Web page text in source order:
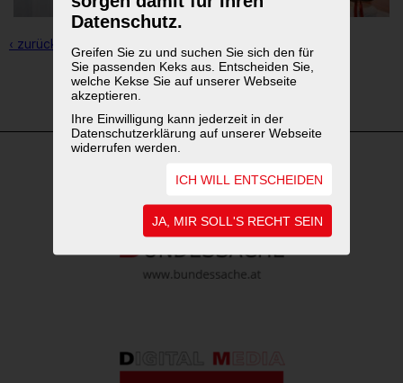
Datenschutz.
Greifen Sie zu und suchen Sie sich den für
Sie passenden Keks aus. Entscheiden Sie,
welche Kekse Sie auf unserer Webseite
akzeptieren.
Ihre Einwilligung kann jederzeit in der
Datenschutzerklärung auf unserer Webseite
widerrufen werden.
ICH WILL ENTSCHEIDEN
JA, MIR SOLL'S RECHT SEIN
‹ zurück zur Übersicht
1 2 3
WEITERFÜHRENDE LINKS